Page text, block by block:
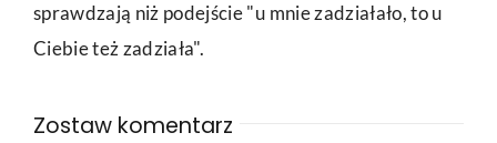
sprawdzają niż podejście "u mnie zadziałało, to u
Ciebie też zadziała".
Zostaw komentarz